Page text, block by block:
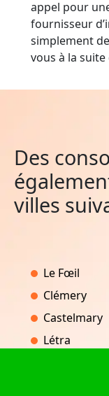
appel pour
fournisseur
simplement
vous à la
Des
villes
Le Fœil
Clémery
Castelmary
Létra